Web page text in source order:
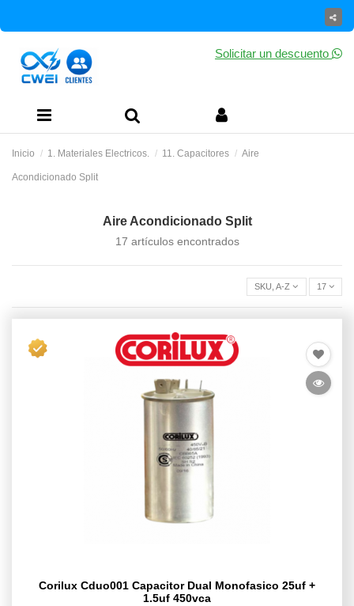
Solicitar un descuento
Inicio 1. Materiales Electricos. 11. Capacitores Aire
Acondicionado Split
Aire Acondicionado Split
17 artículos encontrados
SKU, A-Z
Corilux Cduo001 Capacitor Dual Monofasico 25uf +
1.5uf 450vca